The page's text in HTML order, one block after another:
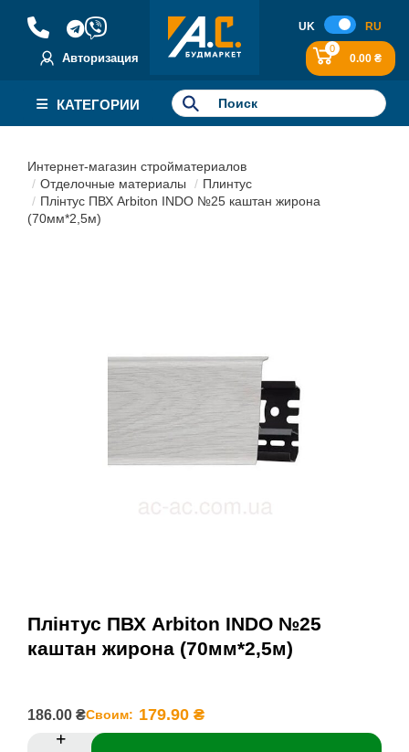
Авторизация
UK RU
0
0.00 ₴
КАТЕГОРИИ
Интернет-магазин стройматериалов
Отделочные материалы
Плинтус
Плінтус ПВХ Arbiton INDO №25 каштан жирона
(70мм*2,5м)
Плінтус ПВХ Arbiton INDO №25
каштан жирона (70мм*2,5м)
186.00 ₴Своим: 179.90 ₴